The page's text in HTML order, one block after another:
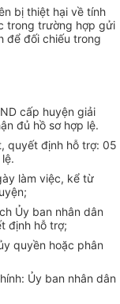
bị thiệt hại về tính
trong trường hợp gửi
để đối chiếu trong
cấp huyện giải
đủ hồ sơ hợp lệ.
quyết định hỗ trợ: 05
làm việc, kể từ
Ủy ban nhân dân
định hỗ trợ;
quyền hoặc phân
Ủy ban nhân dân